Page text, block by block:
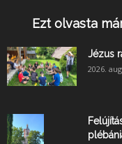
Ezt olvasta
Jézus
2026.